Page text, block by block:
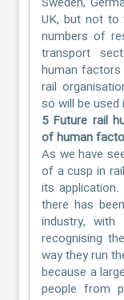
UK, but not to
numbers of
transport
human
rail
so will be used
5 Future rail
of human
As we have
of a cusp in
its
there has
industry,
recognising
way they run
because a
people from